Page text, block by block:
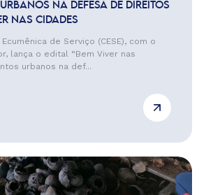
NA DEFESA DE DIREITOS
NAS CIDADES
de Serviço (CESE), com o
lança o edital “Bem Viver nas
urbanos na def...